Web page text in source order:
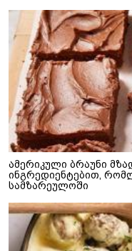
ამერიკული ბრაუნი
ინგრედიენტებით,
სამზარეულოში